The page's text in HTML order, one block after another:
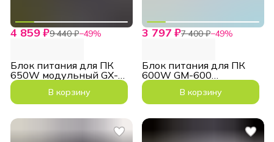
4 859 ₽9 440 ₽−49%
Блок питания для ПК
650W модульный GX-
650 Modular ATX
В корзину
3 797 ₽7 400 ₽−49%
Блок питания для ПК
600W GM-600
модульный белый 80+
В корзину